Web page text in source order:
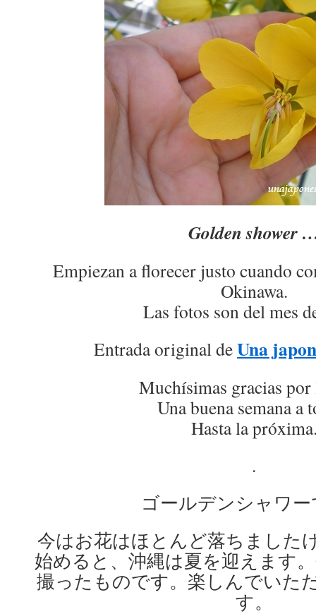
Golden shower
Empiezan a florecer justo cuando
Okinawa.
Las fotos son del mes
Entrada original deUna
Muchísimas gracias por
Una buena semana a
Hasta la
.
ゴールデンシャワ
今はお花はほとんど落ちました
始めると、沖縄は夏を迎えます
撮ったものです。楽しんでいた
す。